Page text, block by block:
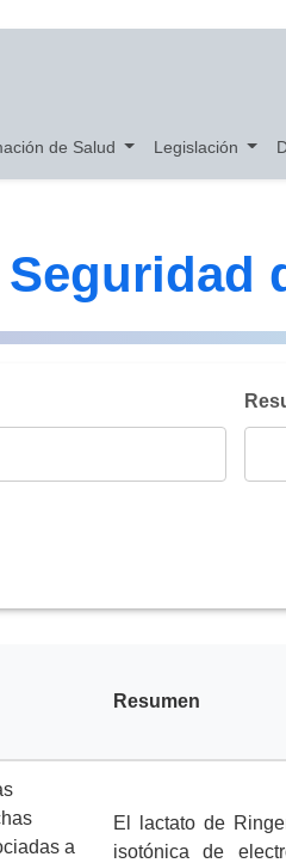
de Salud Legislación
Seguridad
Resumen
a
El lactato de
isotónica de